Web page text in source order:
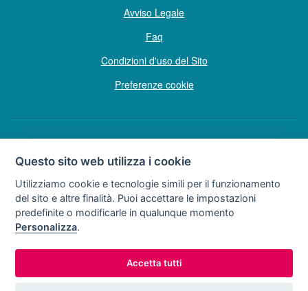
Avviso Legale
Faq
Condizioni d'uso del Sito
Preferenze cookie
Copyright © Tutti i diritti sono riservati
Soggetto sottoposto a direzione e coordinamento della F.lli Dionisi S.r.L.
unipersonale
via A. Costa n° 2 - 63822 P. S. Giorgio (FM)
R.E.A. FM-200734
Tel:0734.278024o0734.671500
Questo sito web utilizza i cookie
Utilizziamo cookie e tecnologie simili per il funzionamento
del sito e altre finalità. Puoi accettare le impostazioni
predefinite o modificarle in qualunque momento
Personalizza.
Accetta tutti